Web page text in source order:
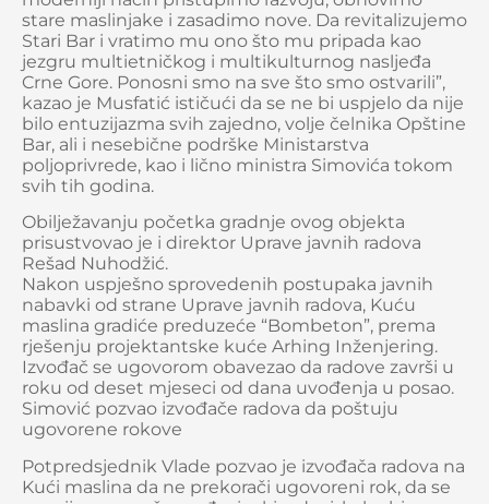
stare maslinjake i zasadimo nove. Da revitalizujemo
Stari Bar i vratimo mu ono što mu pripada kao
jezgru multietničkog i multikulturnog nasljeđa
Crne Gore. Ponosni smo na sve što smo ostvarili”,
kazao je Musfatić ističući da se ne bi uspjelo da nije
bilo entuzijazma svih zajedno, volje čelnika Opštine
Bar, ali i nesebične podrške Ministarstva
poljoprivrede, kao i lično ministra Simovića tokom
svih tih godina.
Obilježavanju početka gradnje ovog objekta
prisustvovao je i direktor Uprave javnih radova
Rešad Nuhodžić.
Nakon uspješno sprovedenih postupaka javnih
nabavki od strane Uprave javnih radova, Kuću
maslina gradiće preduzeće “Bombeton”, prema
rješenju projektantske kuće Arhing Inženjering.
Izvođač se ugovorom obavezao da radove završi u
roku od deset mjeseci od dana uvođenja u posao.
Simović pozvao izvođače radova da poštuju
ugovorene rokove
Potpredsjednik Vlade pozvao je izvođača radova na
Kući maslina da ne prekorači ugovoreni rok, da se